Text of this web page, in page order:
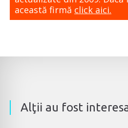
această firmă click aici.
Alţii au fost